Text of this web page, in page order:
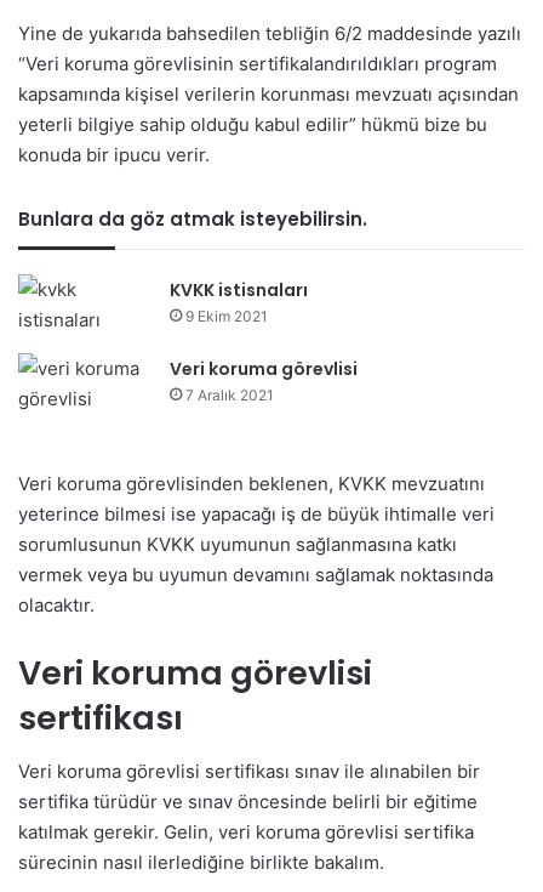
Yine de yukarıda bahsedilen tebliğin 6/2 maddesinde yazılı
“Veri koruma görevlisinin sertifikalandırıldıkları program
kapsamında kişisel verilerin korunması mevzuatı açısından
yeterli bilgiye sahip olduğu kabul edilir” hükmü bize bu
konuda bir ipucu verir.
Bunlara da göz atmak isteyebilirsin.
KVKK istisnaları
9 Ekim 2021
Veri koruma görevlisi
7 Aralık 2021
Veri koruma görevlisinden beklenen, KVKK mevzuatını
yeterince bilmesi ise yapacağı iş de büyük ihtimalle veri
sorumlusunun KVKK uyumunun sağlanmasına katkı
vermek veya bu uyumun devamını sağlamak noktasında
olacaktır.
Veri koruma görevlisi
sertifikası
Veri koruma görevlisi sertifikası sınav ile alınabilen bir
sertifika türüdür ve sınav öncesinde belirli bir eğitime
katılmak gerekir. Gelin, veri koruma görevlisi sertifika
sürecinin nasıl ilerlediğine birlikte bakalım.